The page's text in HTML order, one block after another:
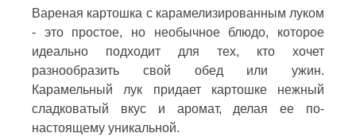
Вареная картошка с карамелизированным луком
- это простое, но необычное блюдо, которое
идеально подходит для тех, кто хочет
разнообразить свой обед или ужин.
Карамельный лук придает картошке нежный
сладковатый вкус и аромат, делая ее по-
настоящему уникальной.